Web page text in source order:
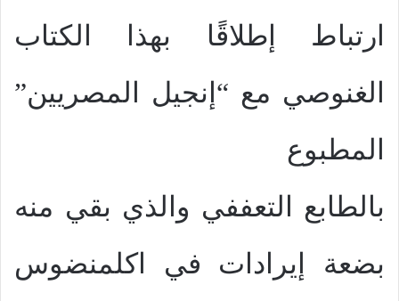
ارتباط إطلاقًا بهذا الكتاب
الغنوصي مع “إنجيل المصريين”
المطبوع
بالطابع التعففي والذي بقي منه
بضعة إيرادات في اكلمنضوس